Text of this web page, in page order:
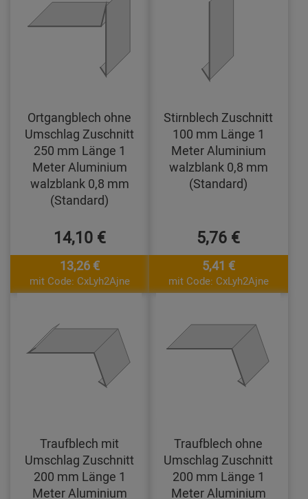
Ortgangblech ohne
Umschlag Zuschnitt
250 mm Länge 1
Meter Aluminium
walzblank 0,8 mm
(Standard)
14,10 €
13,26 €
mit Code: CxLyh2Ajne
Stirnblech Zuschnitt
100 mm Länge 1
Meter Aluminium
walzblank 0,8 mm
(Standard)
5,76 €
5,41 €
mit Code: CxLyh2Ajne
Traufblech mit
Umschlag Zuschnitt
200 mm Länge 1
Meter Aluminium
Traufblech ohne
Umschlag Zuschnitt
200 mm Länge 1
Meter Aluminium